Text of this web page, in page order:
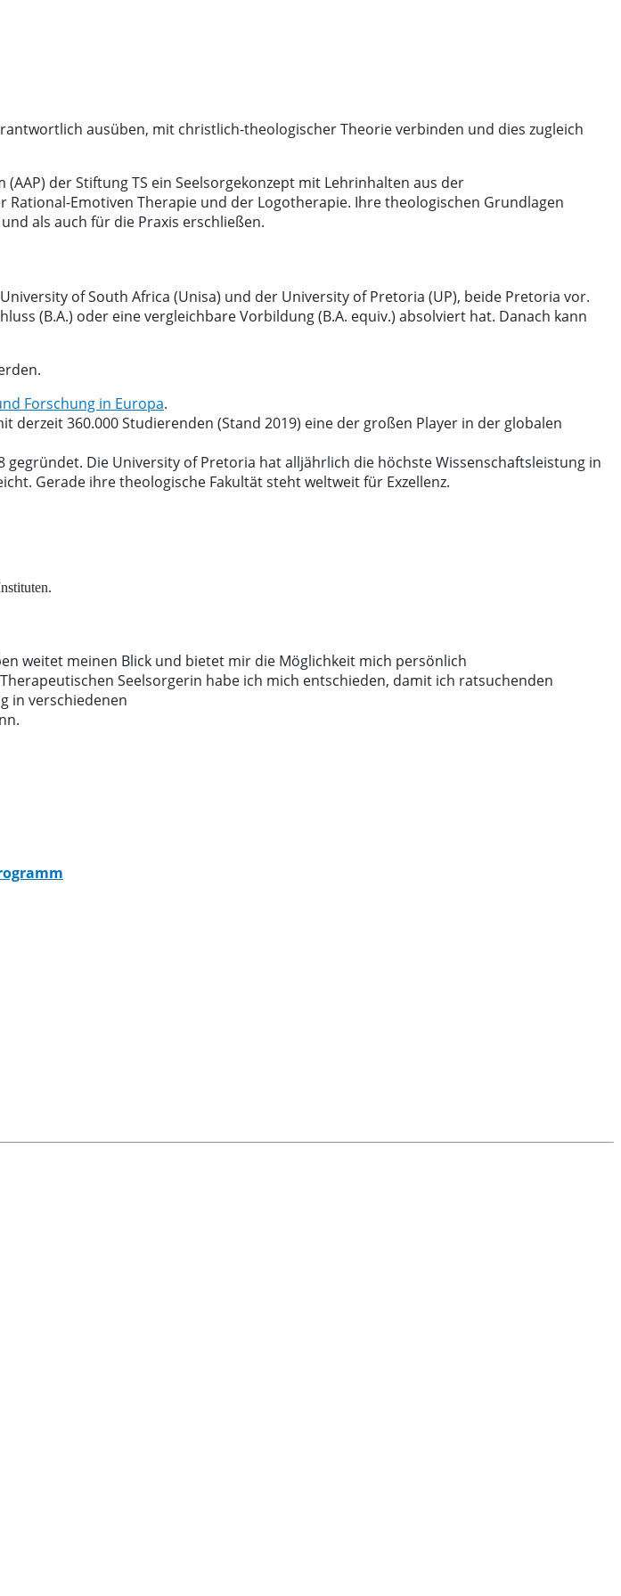
ausüben, mit christlich-theologischer Theorie verbinden und dies zugleich
der Stiftung TS ein Seelsorgekonzept mit Lehrinhalten aus der
Emotiven Therapie und der Logotherapie. Ihre theologischen Grundlagen
als auch für die Praxis erschließen.
of South Africa (Unisa) und der University of Pretoria (UP), beide Pretoria vor.
(B.A.) oder eine vergleichbare Vorbildung (B.A. equiv.) absolviert hat. Danach kann
Forschung in Europa.
360.000 Studierenden (Stand 2019) eine der großen Player in der globalen
gegründet. Die University of Pretoria hat alljährlich die höchste Wissenschaftsleistung in
Gerade ihre theologische Fakultät steht weltweit für Exzellenz.
weitet meinen Blick und bietet mir die Möglichkeit mich persönlich
Seelsorgerin habe ich mich entschieden, damit ich ratsuchenden
in verschiedenen